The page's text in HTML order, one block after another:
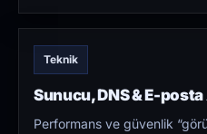
Teknik
Sunucu, DNS & E-posta
Performans ve güvenlik